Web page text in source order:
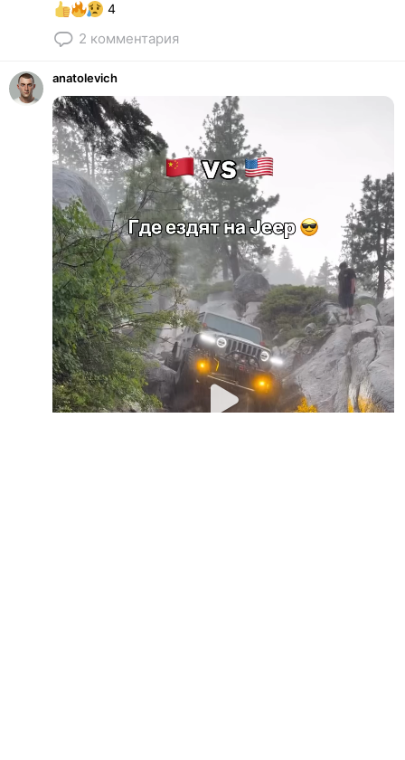
4
2 комментария
anatolevich
Play